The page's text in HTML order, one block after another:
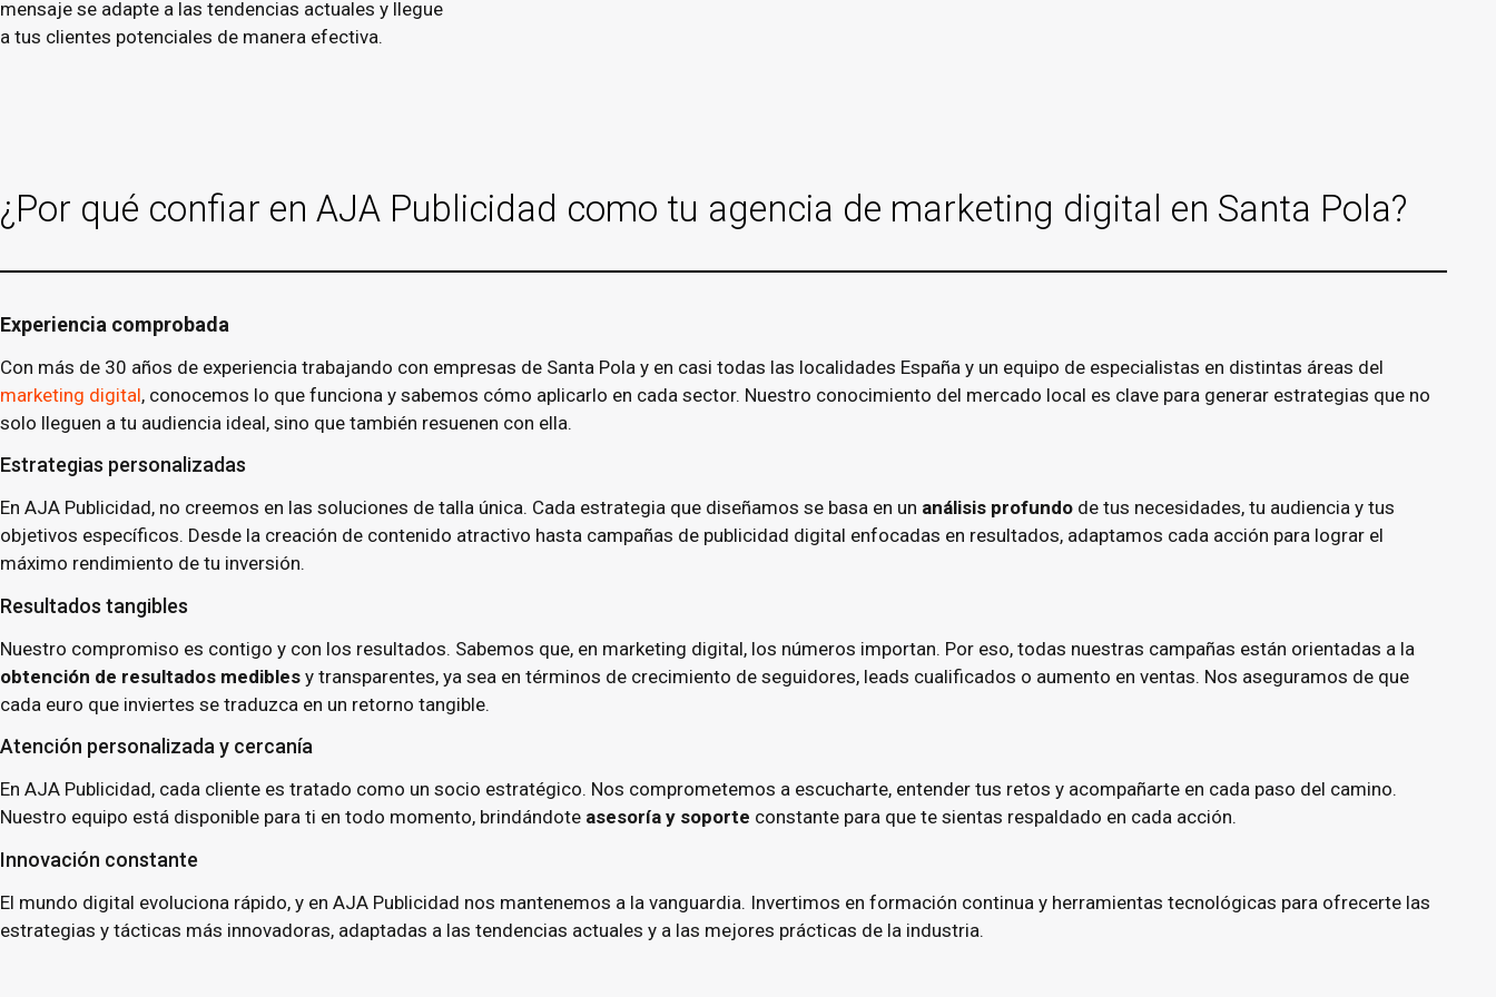
mensaje se adapte a las tendencias actuales y llegue
a tus clientes potenciales de manera efectiva.
¿Por qué confiar en AJA Publicidad como tu agencia de marketing digital en Santa Pola?
Experiencia comprobada
Con más de 30 años de experiencia trabajando con empresas de Santa Pola y en casi todas las localidades España y un equipo de especialistas en distintas áreas del
marketing digital, conocemos lo que funciona y sabemos cómo aplicarlo en cada sector. Nuestro conocimiento del mercado local es clave para generar estrategias que no
solo lleguen a tu audiencia ideal, sino que también resuenen con ella.
Estrategias personalizadas
En AJA Publicidad, no creemos en las soluciones de talla única. Cada estrategia que diseñamos se basa en un análisis profundo de tus necesidades, tu audiencia y tus
objetivos específicos. Desde la creación de contenido atractivo hasta campañas de publicidad digital enfocadas en resultados, adaptamos cada acción para lograr el
máximo rendimiento de tu inversión.
Resultados tangibles
Nuestro compromiso es contigo y con los resultados. Sabemos que, en marketing digital, los números importan. Por eso, todas nuestras campañas están orientadas a la
obtención de resultados medibles y transparentes, ya sea en términos de crecimiento de seguidores, leads cualificados o aumento en ventas. Nos aseguramos de que
cada euro que inviertes se traduzca en un retorno tangible.
Atención personalizada y cercanía
En AJA Publicidad, cada cliente es tratado como un socio estratégico. Nos comprometemos a escucharte, entender tus retos y acompañarte en cada paso del camino.
Nuestro equipo está disponible para ti en todo momento, brindándote asesoría y soporte constante para que te sientas respaldado en cada acción.
Innovación constante
El mundo digital evoluciona rápido, y en AJA Publicidad nos mantenemos a la vanguardia. Invertimos en formación continua y herramientas tecnológicas para ofrecerte las
estrategias y tácticas más innovadoras, adaptadas a las tendencias actuales y a las mejores prácticas de la industria.